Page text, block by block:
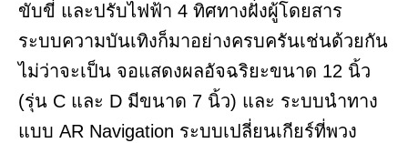
ขับขี่ และปรับไฟฟ้า 4 ทิศทางฝั่งผู้โดยสาร
ระบบความบันเทิงก็มาอย่างครบครันเช่นด้วยกัน
ไม่ว่าจะเป็น จอแสดงผลอัจฉริยะขนาด 12 นิ้ว
(รุ่น C และ D มีขนาด 7 นิ้ว) และ ระบบนำทาง
แบบ AR Navigation ระบบเปลี่ยนเกียร์ที่พวง